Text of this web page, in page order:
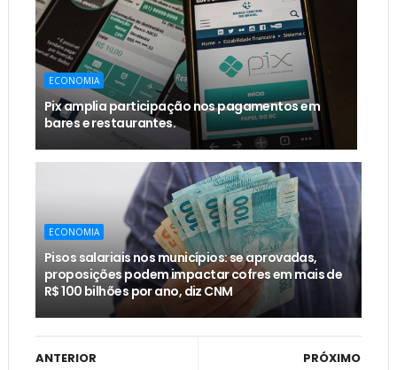
ECONOMIA
Pix amplia participação nos pagamentos em
bares e restaurantes.
ECONOMIA
Pisos salariais nos municípios: se aprovadas,
proposições podem impactar cofres em mais de
R$ 100 bilhões por ano, diz CNM
PRÓXIMO
ANTERIOR